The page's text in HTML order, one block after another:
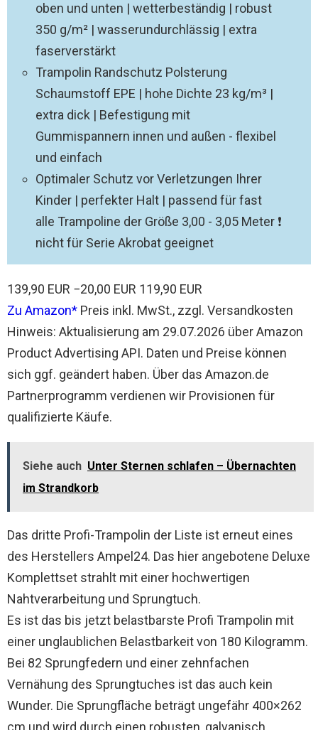
oben und unten | wetterbeständig | robust
350 g/m² | wasserundurchlässig | extra
faserverstärkt
Trampolin Randschutz Polsterung
Schaumstoff EPE | hohe Dichte 23 kg/m³ |
extra dick | Befestigung mit
Gummispannern innen und außen - flexibel
und einfach
Optimaler Schutz vor Verletzungen Ihrer
Kinder | perfekter Halt | passend für fast
alle Trampoline der Größe 3,00 - 3,05 Meter ❗
nicht für Serie Akrobat geeignet
139,90 EUR −20,00 EUR 119,90 EUR
Zu Amazon
Preis inkl. MwSt., zzgl. Versandkosten
Hinweis: Aktualisierung am 29.07.2026 über Amazon
Product Advertising API. Daten und Preise können
sich ggf. geändert haben. Über das Amazon.de
Partnerprogramm verdienen wir Provisionen für
qualifizierte Käufe.
Siehe auch Unter Sternen schlafen – Übernachten
im Strandkorb
Das dritte Profi-Trampolin der Liste ist erneut eines
des Herstellers Ampel24. Das hier angebotene Deluxe
Komplettset strahlt mit einer hochwertigen
Nahtverarbeitung und Sprungtuch.
Es ist das bis jetzt belastbarste Profi Trampolin mit
einer unglaublichen Belastbarkeit von 180 Kilogramm.
Bei 82 Sprungfedern und einer zehnfachen
Vernähung des Sprungtuches ist das auch kein
Wunder. Die Sprungfläche beträgt ungefähr 400×262
cm und wird durch einen robusten, galvanisch